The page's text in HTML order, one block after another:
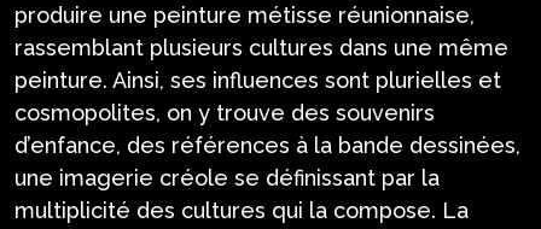
produire une peinture métisse réunionnaise,
rassemblant plusieurs cultures dans une même
peinture. Ainsi, ses influences sont plurielles et
cosmopolites, on y trouve des souvenirs
d’enfance, des références à la bande dessinées,
une imagerie créole se définissant par la
multiplicité des cultures qui la compose. La